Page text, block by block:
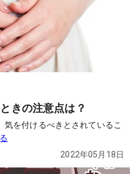
きの注意点は？
を付けるべきとされているこ
2022年05月18日